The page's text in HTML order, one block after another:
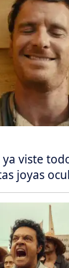
ya viste
joyas